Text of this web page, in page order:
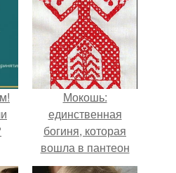
Мокошь:
единственная
богиня, которая
вошла в пантеон
князя Владимира.